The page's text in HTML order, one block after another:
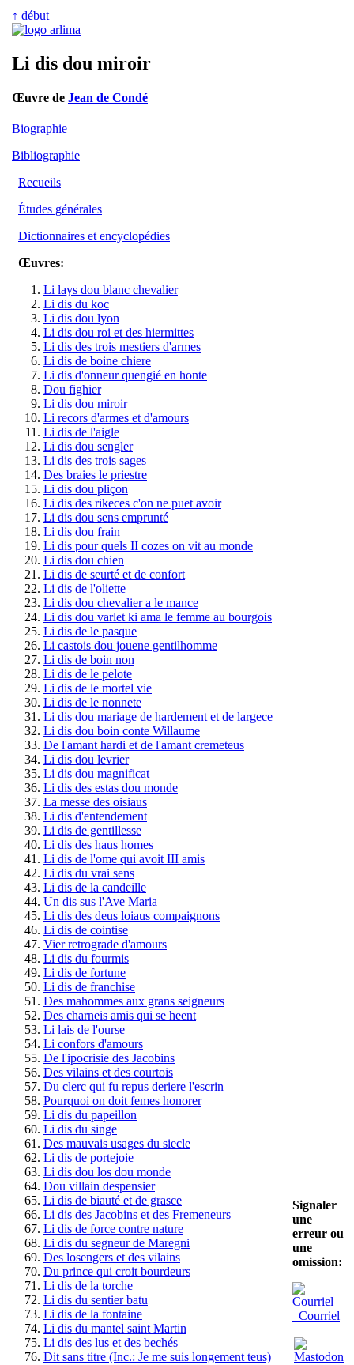
↑ début
Li dis dou miroir
Œuvre de Jean de Condé
Biographie
Bibliographie
Recueils
Études générales
Dictionnaires et encyclopédies
Œuvres:
Li lays dou blanc chevalier
Li dis du koc
Li dis dou lyon
Li dis dou roi et des hiermittes
Li dis des trois mestiers d'armes
Li dis de boine chiere
Li dis d'onneur quengié en honte
Dou fighier
Li dis dou miroir
Li recors d'armes et d'amours
Li dis de l'aigle
Li dis dou sengler
Li dis des trois sages
Des braies le priestre
Li dis dou pliçon
Li dis des rikeces c'on ne puet avoir
Li dis dou sens emprunté
Li dis dou frain
Li dis pour quels II cozes on vit au monde
Li dis dou chien
Li dis de seurté et de confort
Li dis de l'oliette
Li dis dou chevalier a le mance
Li dis dou varlet ki ama le femme au bourgois
Li dis de le pasque
Li castois dou jouene gentilhomme
Li dis de boin non
Li dis de le pelote
Li dis de le mortel vie
Li dis de le nonnete
Li dis dou mariage de hardement et de largece
Li dis dou boin conte Willaume
De l'amant hardi et de l'amant cremeteus
Li dis dou levrier
Li dis dou magnificat
Li dis des estas dou monde
La messe des oisiaus
Li dis d'entendement
Li dis de gentillesse
Li dis des haus homes
Li dis de l'ome qui avoit III amis
Li dis du vrai sens
Li dis de la candeille
Un dis sus l'Ave Maria
Li dis des deus loiaus compaignons
Li dis de cointise
Vier retrograde d'amours
Li dis du fourmis
Li dis de fortune
Li dis de franchise
Des mahommes aux grans seigneurs
Des charneis amis qui se heent
Li lais de l'ourse
Li confors d'amours
De l'ipocrisie des Jacobins
Des vilains et des courtois
Du clerc qui fu repus deriere l'escrin
Pourquoi on doit femes honorer
Li dis du papeillon
Li dis du singe
Des mauvais usages du siecle
Li dis de portejoie
Li dis dou los dou monde
Dou villain despensier
Li dis de biauté et de grasce
Li dis des Jacobins et des Fremeneurs
Li dis de force contre nature
Li dis du segneur de Maregni
Des losengers et des vilains
Du prince qui croit bourdeurs
Li dis de la torche
Li dis du sentier batu
Li dis de la fontaine
Li dis du mantel saint Martin
Li dis des lus et des bechés
Dit sans titre (Inc.: Je me suis longement teus)
Signaler
une
erreur ou
une
omission:
Courriel